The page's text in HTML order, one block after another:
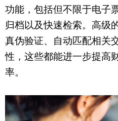
功能，包括但不限于电子
归档以及快速检索。高级
真伪验证、自动匹配相关
性，这些都能进一步提高
率。